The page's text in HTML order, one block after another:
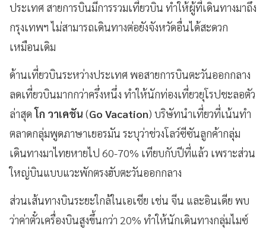
ประเทศ สายการบินมีการรวมเที่ยวบิน ทำให้ผู้ที่เดินทางมาถึง
กรุงเทพฯ ไม่สามารถเดินทางต่อยังจังหวัดอื่นได้สะดวก
เหมือนเดิม
ด้านเที่ยวบินระหว่างประเทศ พอสายการบินตะวันออกกลาง
ลดเที่ยวบินมากกว่าครึ่งหนึ่ง ทำให้นักท่องเที่ยวยุโรปชะลอตัว
ล่าสุดโก วาเคชัน (Go Vacation) บริษัทนำเที่ยวที่เน้นทำ
ตลาดกลุ่มพูดภาษาเยอรมัน ระบุว่าช่วงโลว์ซีซันลูกค้ากลุ่ม
เดินทางมาไทยหายไป 60-70% เทียบกับปีที่แล้ว เพราะส่วน
ใหญ่บินแบบแวะพักตรงฮับตะวันออกกลาง
ส่วนเส้นทางบินระยะใกล้ในเอเชีย เช่น จีน และอินเดีย พบ
ว่าค่าตั๋วเครื่องบินสูงขึ้นกว่า 20% ทำให้นักเดินทางกลุ่มไมซ์